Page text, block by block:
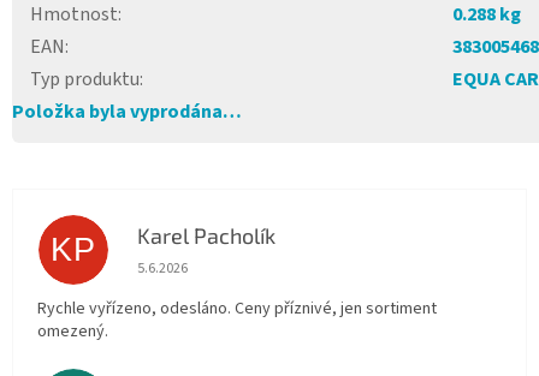
Hmotnost:
0.288 kg
EAN:
Typ produktu:
EQUA
Položka byla vyprodána…
KP Karel Pacholík
Hodnocení obchodu je 4 z 5 hvězdiček.
5.6.2026
Rychle vyřízeno, odesláno. Ceny příznivé, jen sortiment
omezený.